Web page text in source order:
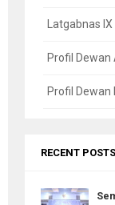
Latgabnas IX
Profil Dewan
Profil Dewan
RECENT POSTS